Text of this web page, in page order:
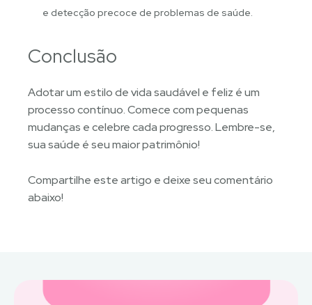
e detecção precoce de problemas de saúde.
Conclusão
Adotar um estilo de vida saudável e feliz é um
processo contínuo. Comece com pequenas
mudanças e celebre cada progresso. Lembre-se,
sua saúde é seu maior patrimônio!
Compartilhe este artigo e deixe seu comentário
abaixo!